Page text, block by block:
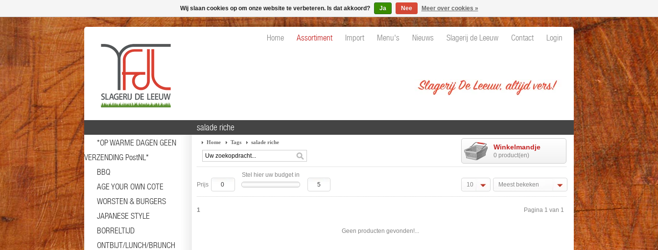
Home Assortiment Import Menu's Nieuws Slagerij de Leeuw Contact Login
*OP WARME DAGEN GEEN
VERZENDING PostNL*
BBQ
AGE YOUR OWN COTE
WORSTEN & BURGERS
JAPANESE STYLE
BORRELTIJD
ONTBIJT/LUNCH/BRUNCH
salade riche
Home Tags salade riche
Winkelmandje
0 product(en)
Stel hier uw budget in
Prijs
10 Meest bekeken
Geen producten gevonden!...
1 Pagina 1 van 1
Wij slaan cookies op om onze website te verbeteren. Is dat akkoord? Ja Nee Meer over cookies »